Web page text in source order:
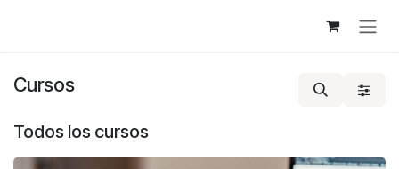
Cursos
Todos los cursos